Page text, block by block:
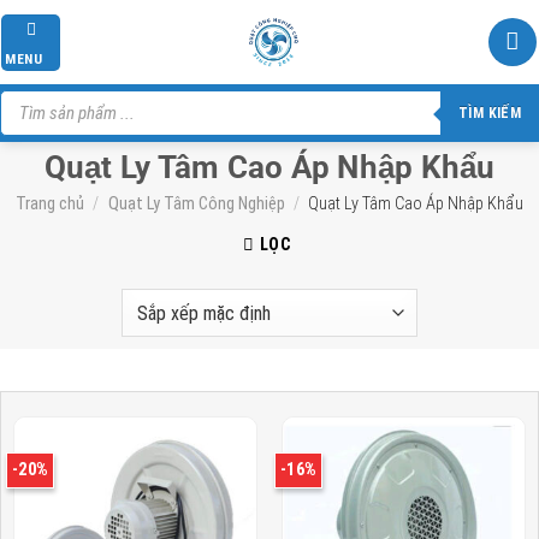
Skip
content
MENU
Tìm
kiếm
phẩm
TÌM KIẾM
Quạt Ly Tâm Cao Áp Nhập Khẩu
Trang chủ / Quạt Ly Tâm Công Nghiệp / Quạt Ly Tâm Cao Áp Nhập Khẩu
LỌC
-20% -16%